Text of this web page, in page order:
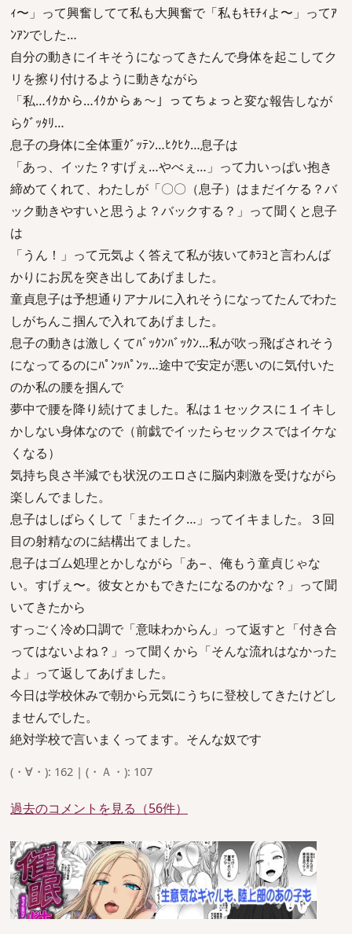
ｨ〜」って興奮してて私も大興奮で「私もｷﾓﾁｨよ〜」ってｱ
ﾝｱﾝでした…
自分の動きにイキそうになってきたんで身体を起こしてク
リを擦り付けるように動きながら
「私…ｲｸから…ｲｸからぁ〜」ってちょっと変な報告しなが
らｸﾞｯﾀﾘ…
息子の身体に全体重ｸﾞｯﾃﾝ…ﾋｸﾋｸ…息子は
「あっ、イッた？すげぇ…やべぇ…」って力いっぱい抱き
締めてくれて、わたしが「〇〇（息子）はまだイケる？バ
ック動きやすいと思うよ？バックする？」って聞くと息子
は
「うん！」って元気よく答えて私が抜いてﾎﾗﾖと言わんば
かりにお尻を突き出してあげました。
童貞息子は予想通りアナルに入れそうになってたんでわた
しがちんこ掴んで入れてあげました。
息子の動きは激しくてﾊﾞｯｸﾝﾊﾞｯｸﾝ…私が吹っ飛ばされそう
になってるのにﾊﾟﾝｯﾊﾟﾝｯ…途中で安定が悪いのに気付いた
のか私の腰を掴んで
夢中で腰を降り続けてました。私は１セックスに１イキし
かしない身体なので（前戯でイッたらセックスではイケな
くなる）
気持ち良さ半減でも状況のエロさに脳内刺激を受けながら
楽しんでました。
息子はしばらくして「またイク…」ってイキました。３回
目の射精なのに結構出てました。
息子はゴム処理とかしながら「あ−、俺もう童貞じゃな
い。すげぇ〜。彼女とかもできたになるのかな？」って聞
いてきたから
すっごく冷め口調で「意味わからん」って返すと「付き合
ってはないよね？」って聞くから「そんな流れはなかった
よ」って返してあげました。
今日は学校休みで朝から元気にうちに登校してきたけどし
ませんでした。
絶対学校で言いまくってます。そんな奴です
(・∀・): 162 | (・Ａ・): 107
過去のコメントを見る（56件）